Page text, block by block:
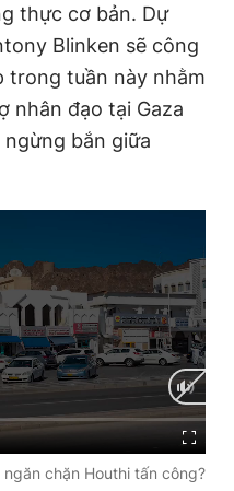
thực cơ bản. Dự
Blinken sẽ công
trong tuần này nhằm
nhân đạo tại Gaza
bắn giữa
chặn Houthi tấn công?